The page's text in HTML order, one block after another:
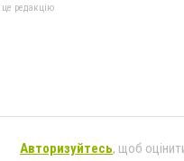
редакцію
Авторизуйтесь, щоб